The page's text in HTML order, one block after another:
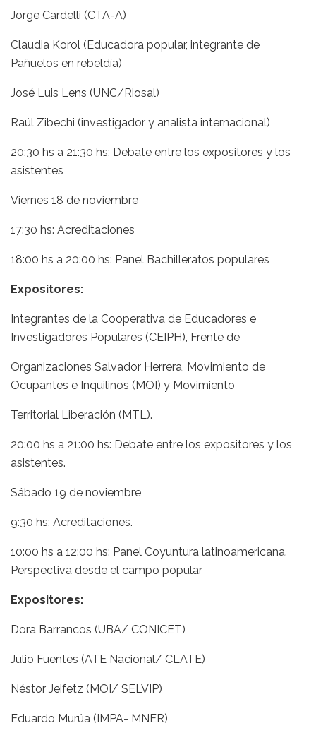
Jorge Cardelli (CTA-A)
Claudia Korol (Educadora popular, integrante de
Pañuelos en rebeldía)
José Luis Lens (UNC/Riosal)
Raúl Zibechi (investigador y analista internacional)
20:30 hs a 21:30 hs: Debate entre los expositores y los
asistentes
Viernes 18 de noviembre
17:30 hs: Acreditaciones
18:00 hs a 20:00 hs: Panel Bachilleratos populares
Expositores:
Integrantes de la Cooperativa de Educadores e
Investigadores Populares (CEIPH), Frente de
Organizaciones Salvador Herrera, Movimiento de
Ocupantes e Inquilinos (MOI) y Movimiento
Territorial Liberación (MTL).
20:00 hs a 21:00 hs: Debate entre los expositores y los
asistentes.
Sábado 19 de noviembre
9:30 hs: Acreditaciones.
10:00 hs a 12:00 hs: Panel Coyuntura latinoamericana.
Perspectiva desde el campo popular
Expositores:
Dora Barrancos (UBA/ CONICET)
Julio Fuentes (ATE Nacional/ CLATE)
Néstor Jeifetz (MOI/ SELVIP)
Eduardo Murúa (IMPA- MNER)